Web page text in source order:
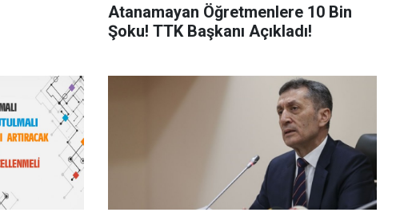
Atanamayan Öğretmenlere 10 Bin
Şoku! TTK Başkanı Açıkladı!